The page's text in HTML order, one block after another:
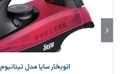
اتوبخار سایا مدل تیتانیوم Titanium